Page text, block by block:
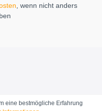
, wenn nicht anders
eine bestmögliche Erfahrung